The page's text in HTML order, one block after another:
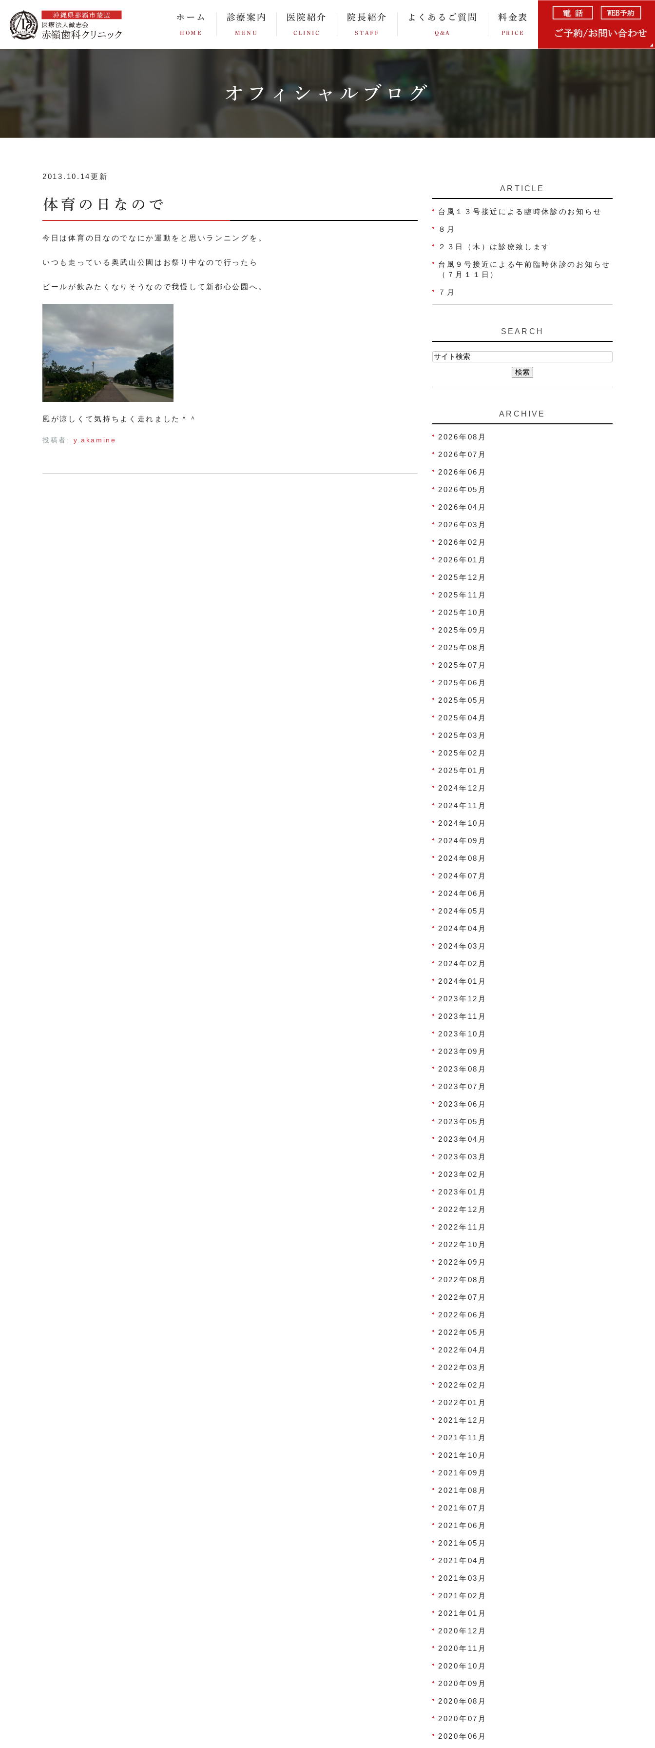
ホーム
HOME
診療案内
MENU
医院紹介
CLINIC
院長紹介
STAFF
よくあるご質問
Q&A
料金表
PRICE
オフィシャルブログ
2013.10.14更新
体育の日なので
今日は体育の日なのでなにか運動をと思いランニングを。
いつも走っている奥武山公園はお祭り中なので行ったら
ビールが飲みたくなりそうなので我慢して新都心公園へ。
風が涼しくて気持ちよく走れました＾＾
投稿者: y.akamine
ARTICLE
台風１３号接近による臨時休診のお知らせ
８月
２３日（木）は診療致します
台風９号接近による午前臨時休診のお知らせ
（７月１１日）
７月
SEARCH
ARCHIVE
2026年08月
2026年07月
2026年06月
2026年05月
2026年04月
2026年03月
2026年02月
2026年01月
2025年12月
2025年11月
2025年10月
2025年09月
2025年08月
2025年07月
2025年06月
2025年05月
2025年04月
2025年03月
2025年02月
2025年01月
2024年12月
2024年11月
2024年10月
2024年09月
2024年08月
2024年07月
2024年06月
2024年05月
2024年04月
2024年03月
2024年02月
2024年01月
2023年12月
2023年11月
2023年10月
2023年09月
2023年08月
2023年07月
2023年06月
2023年05月
2023年04月
2023年03月
2023年02月
2023年01月
2022年12月
2022年11月
2022年10月
2022年09月
2022年08月
2022年07月
2022年06月
2022年05月
2022年04月
2022年03月
2022年02月
2022年01月
2021年12月
2021年11月
2021年10月
2021年09月
2021年08月
2021年07月
2021年06月
2021年05月
2021年04月
2021年03月
2021年02月
2021年01月
2020年12月
2020年11月
2020年10月
2020年09月
2020年08月
2020年07月
2020年06月